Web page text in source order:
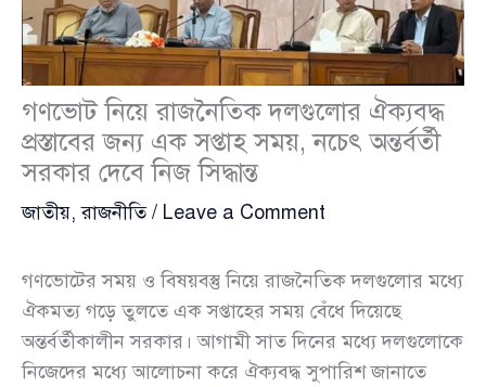
গণভোট নিয়ে রাজনৈতিক দলগুলোর ঐক্যবদ্ধ
প্রস্তাবের জন্য এক সপ্তাহ সময়, নচেৎ অন্তর্বর্তী
সরকার দেবে নিজ সিদ্ধান্ত
জাতীয়,রাজনীতি/ Leave a Comment
গণভোটের সময় ও বিষয়বস্তু নিয়ে রাজনৈতিক দলগুলোর মধ্যে
ঐকমত্য গড়ে তুলতে এক সপ্তাহের সময় বেঁধে দিয়েছে
অন্তর্বর্তীকালীন সরকার। আগামী সাত দিনের মধ্যে দলগুলোকে
নিজেদের মধ্যে আলোচনা করে ঐক্যবদ্ধ সুপারিশ জানাতে